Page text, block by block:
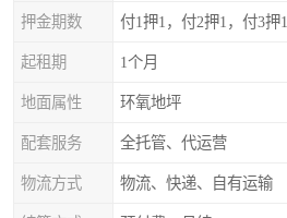
押金期数 付1押1，付2押1，付3押1
起租期 1个月
地面属性 环氧地坪
配套服务 全托管、代运营
物流方式 物流、快递、自有运输